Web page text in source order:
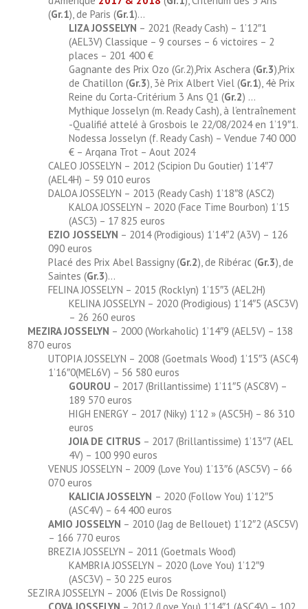
(Gr.1), de Paris (Gr.1)…
LIZA JOSSELYN – 2021 (Ready Cash) – 1’12″1
(AEL3V) Classique – 9 courses – 6 victoires – 2
places – 201 400 €
Gagnante des Prix Ozo (Gr.2),Prix Aschera (Gr.3),Prix
de Chatillon (Gr.3), 3è Prix Albert Viel (Gr.1), 4è Prix
Reine du Corta-Critérium 3 Ans Q1 (Gr.2) …
Mythique Josselyn (m. Ready Cash), à l’entraînement
-Qualifié attelé à Grosbois le 22/08/2024 en 1’19″1.
Nodessa Josselyn (f. Ready Cash) – Vendue 740 000
€ – Arqana Trot – Aout 2024
CALEO JOSSELYN – 2012 (Scipion Du Goutier) 1’14″7
(AEL4H) – 59 010 euros
DALOA JOSSELYN – 2013 (Ready Cash) 1’18″8 (ASC2)
KALOA JOSSELYN – 2020 (Face Time Bourbon) 1’15
(ASC3) – 17 825 euros
EZIO JOSSELYN – 2014 (Prodigious) 1’14″2 (A3V) – 126
090 euros
Placé des Prix Abel Bassigny (Gr.2), de Ribérac (Gr.3), de
Saintes (Gr.3)…
FELINA JOSSELYN – 2015 (Rocklyn) 1’15″3 (AEL2H)
KELINA JOSSELYN – 2020 (Prodigious) 1’14″5 (ASC3V)
– 26 260 euros
MEZIRA JOSSELYN – 2000 (Workaholic) 1’14″9 (AEL5V) – 138
870 euros
UTOPIA JOSSELYN – 2008 (Goetmals Wood) 1’15″3 (ASC4)
1’16″0(MEL6V) – 56 580 euros
GOUROU – 2017 (Brillantissime) 1’11″5 (ASC8V) –
189 570 euros
HIGH ENERGY – 2017 (Niky) 1’12 » (ASC5H) – 86 310
euros
JOIA DE CITRUS – 2017 (Brillantissime) 1’13″7 (AEL
4V) – 100 990 euros
VENUS JOSSELYN – 2009 (Love You) 1’13″6 (ASC5V) – 66
070 euros
KALICIA JOSSELYN – 2020 (Follow You) 1’12″5
(ASC4V) – 64 400 euros
AMIO JOSSELYN – 2010 (Jag de Bellouet) 1’12″2 (ASC5V)
– 166 770 euros
BREZIA JOSSELYN – 2011 (Goetmals Wood)
KAMBRIA JOSSELYN – 2020 (Love You) 1’12″9
(ASC3V) – 30 225 euros
SEZIRA JOSSELYN – 2006 (Elvis De Rossignol)